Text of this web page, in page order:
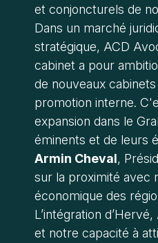
et conjoncturels de
Dans un marché
stratégique, ACD
cabinet a pour
de nouveaux
promotion interne.
expansion dans le
éminents et de leurs
Armin Cheval,
sur la proximité avec
économique des
L’intégration
et notre capacité à